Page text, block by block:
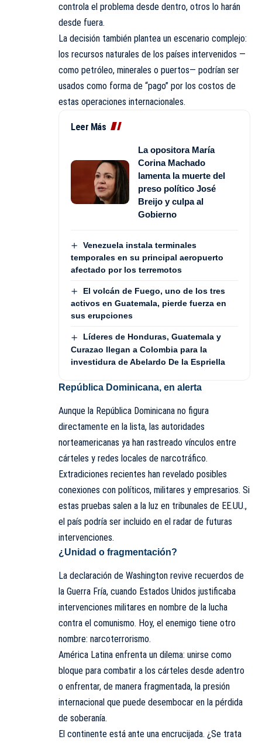
controla el problema desde dentro, otros lo harán
desde fuera.
La decisión también plantea un escenario complejo:
los recursos naturales de los países intervenidos —
como petróleo, minerales o puertos— podrían ser
usados como forma de “pago” por los costos de
estas operaciones internacionales.
Leer Más
La opositora María
Corina Machado
lamenta la muerte del
preso político José
Breijo y culpa al
Gobierno
Venezuela instala terminales
temporales en su principal aeropuerto
afectado por los terremotos
El volcán de Fuego, uno de los tres
activos en Guatemala, pierde fuerza en
sus erupciones
Líderes de Honduras, Guatemala y
Curazao llegan a Colombia para la
investidura de Abelardo De la Espriella
República Dominicana, en alerta
Aunque la República Dominicana no figura
directamente en la lista, las autoridades
norteamericanas ya han rastreado vínculos entre
cárteles y redes locales de narcotráfico.
Extradiciones recientes han revelado posibles
conexiones con políticos, militares y empresarios. Si
estas pruebas salen a la luz en tribunales de EE.UU.,
el país podría ser incluido en el radar de futuras
intervenciones.
¿Unidad o fragmentación?
La declaración de Washington revive recuerdos de
la Guerra Fría, cuando Estados Unidos justificaba
intervenciones militares en nombre de la lucha
contra el comunismo. Hoy, el enemigo tiene otro
nombre: narcoterrorismo.
América Latina enfrenta un dilema: unirse como
bloque para combatir a los cárteles desde adentro
o enfrentar, de manera fragmentada, la presión
internacional que puede desembocar en la pérdida
de soberanía.
El continente está ante una encrucijada. ¿Se trata